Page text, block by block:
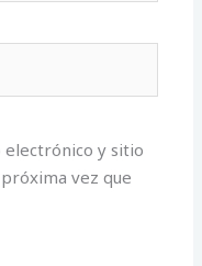
y sitio
vez que